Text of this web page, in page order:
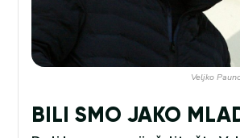
Veljko
BILI SMO JAKO